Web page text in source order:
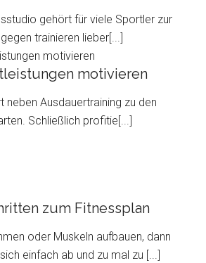
gehört für viele Sportler zur
trainieren lieber[...]
motivieren
neben Ausdauertraining zu den
Schließlich profitie[...]
zum Fitnessplan
oder Muskeln aufbauen, dann
einfach ab und zu mal zu [...]